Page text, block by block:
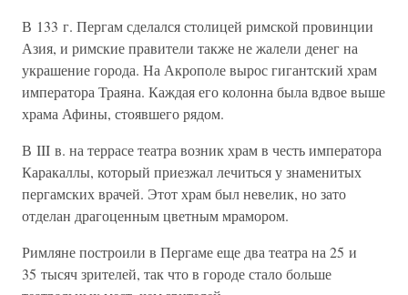
В 133 г. Пергам сделался столицей римской провинции
Азия, и римские правители также не жалели денег на
украшение города. На Акрополе вырос гигантский храм
императора Траяна. Каждая его колонна была вдвое выше
храма Афины, стоявшего рядом.
В III в. на террасе театра возник храм в честь императора
Каракаллы, который приезжал лечиться у знаменитых
пергамских врачей. Этот храм был невелик, но зато
отделан драгоценным цветным мрамором.
Римляне построили в Пергаме еще два театра на 25 и
35 тысяч зрителей, так что в городе стало больше